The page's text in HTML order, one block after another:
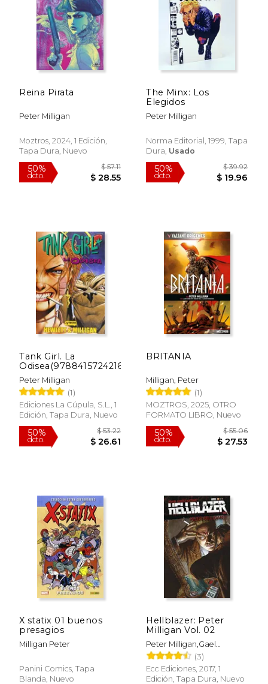
15%
dcto. $ 15.29
50%
dcto.
40%
dcto.
$ 24.37
dcto.
Reina Pirata
Peter Milligan
Moztros, 2024, 1 Edición,
Tapa Dura, Nuevo
50%
dcto.
The Minx: Los
Elegidos
Peter Milligan
Norma Editorial, 1999, Tapa
Dura, Usado
50%
dcto. $
Tank Girl. La
Odisea(9788415724216)
Peter Milligan
(1)
Ediciones La Cúpula, S.L., 1
Edición, Tapa Dura, Nuevo
BRITANIA
Milligan, Peter
(1)
MOZTROS, 2025, OTRO
FORMATO LIBRO, Nuevo
X statix 01 buenos
presagios
Milligan Peter
Panini Comics, Tapa
Blanda, Nuevo
Hellblazer: Peter
Milligan Vol. 02
Peter Milligan,Gael
Bertrand
(3)
Ecc Ediciones, 2017, 1
Edición, Tapa Dura, Nuevo